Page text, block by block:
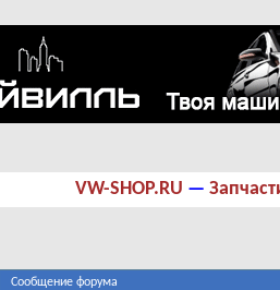
VW-SHOP.RU —
Сообщение форума